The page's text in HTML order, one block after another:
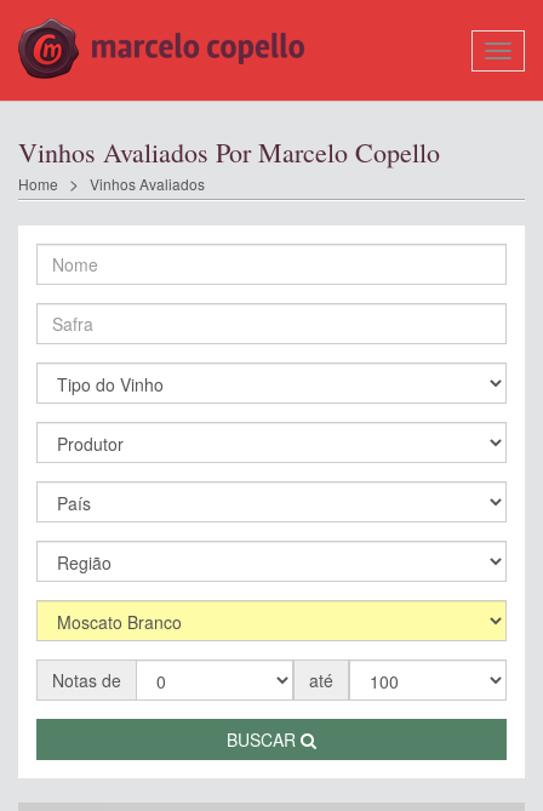
Vinhos Avaliados Por Marcelo Copello
Home Vinhos Avaliados
Notas de até
BUSCAR